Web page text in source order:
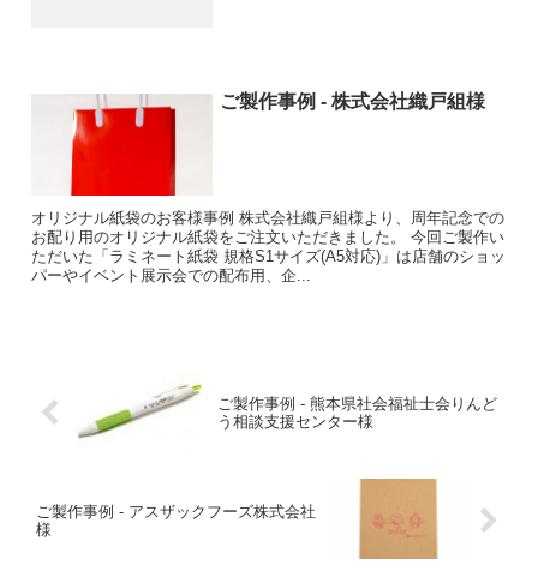
ご製作事例 - 株式会社織戸組様
オリジナル紙袋のお客様事例 株式会社織戸組様より、周年記念での
お配り用のオリジナル紙袋をご注文いただきました。 今回ご製作い
ただいた「ラミネート紙袋 規格S1サイズ(A5対応)」は店舗のショッ
パーやイベント展示会での配布用、企...
ご製作事例 - 熊本県社会福祉士会りんど
う相談支援センター様
ご製作事例 - アスザックフーズ株式会社
様